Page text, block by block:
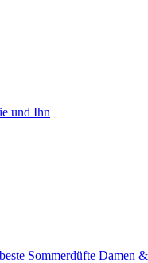
und Ihn
Sommerdüfte Damen